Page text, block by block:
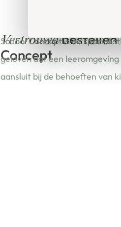
Vertrouwdbestellen
Concept
School Concept is de
geloven dat een
aansluit bij de behoeften van